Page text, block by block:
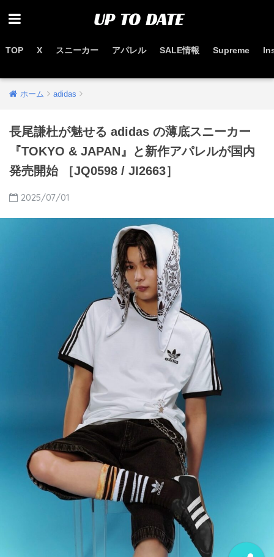
TOP X スニーカー アパレル SALE情報 Supreme
ホーム adidas
長尾謙杜が魅せる adidas の薄底スニーカー
『TOKYO & JAPAN』と新作アパレルが国内
発売開始 ［JQ0598 / JI2663］
2025/07/01